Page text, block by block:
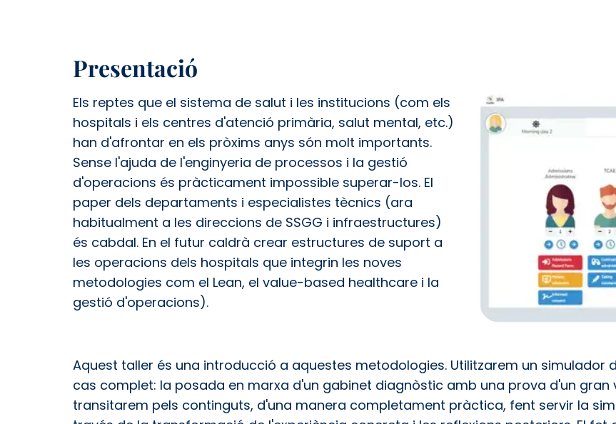
Presentació
Els reptes que el sistema de salut i les institucions (com els
hospitals i els centres d'atenció primària, salut mental, etc.)
han d'afrontar en els pròxims anys són molt importants.
Sense l'ajuda de l'enginyeria de processos i la gestió
d'operacions és pràcticament impossible superar-los. El
paper dels departaments i especialistes tècnics (ara
habitualment a les direccions de SSGG i infraestructures)
és cabdal. En el futur caldrà crear estructures de suport a
les operacions dels hospitals que integrin les noves
metodologies com el Lean, el value-based healthcare i la
gestió d'operacions).
Aquest taller és una introducció a aquestes metodologies. Utilitzarem un simulador
cas complet: la posada en marxa d'un gabinet diagnòstic amb una prova d'un gran
transitarem pels continguts, d'una manera completament pràctica, fent servir la